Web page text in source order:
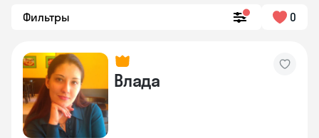
Фильтры 0
Влада